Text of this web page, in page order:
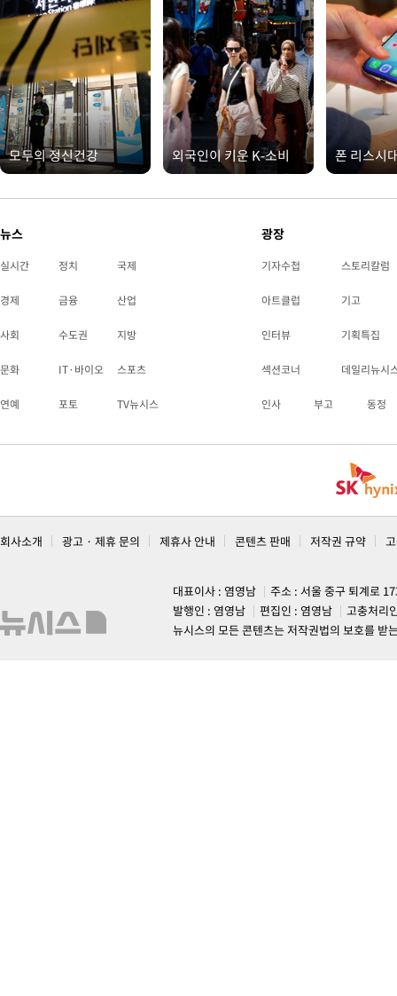
모두의 정신건강 외국인이 키운 K-소비 폰 리스시
뉴스
실시간 정치 국제
경제 금융 산업
사회 수도권 지방
문화 IT·바이오 스포츠
연예 포토 TV뉴시스
광장
기자수첩 스토리칼럼
아트클럽 기고
인터뷰 기획특집
섹션코너 데일리뉴시
인사 부고 동정
회사소개 광고 · 제휴 문의 제휴사 안내 콘텐츠 판매 저작권 규약
대표이사 : 염영남
주소 : 서울 중구 퇴계로
발행인 : 염영남
편집인 : 염영남
고충처리
뉴시스의 모든 콘텐츠는 저작권법의 보호를